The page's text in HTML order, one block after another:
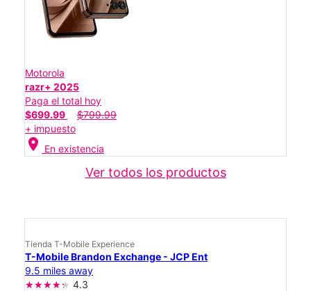
Motorola
razr+ 2025
Paga el total hoy
$699.99
$799.99
+ impuesto
location_on En existencia
Ver todos los productos
Tienda T-Mobile Experience
T-Mobile Brandon Exchange - JCP Ent
9.5 miles away
4.3